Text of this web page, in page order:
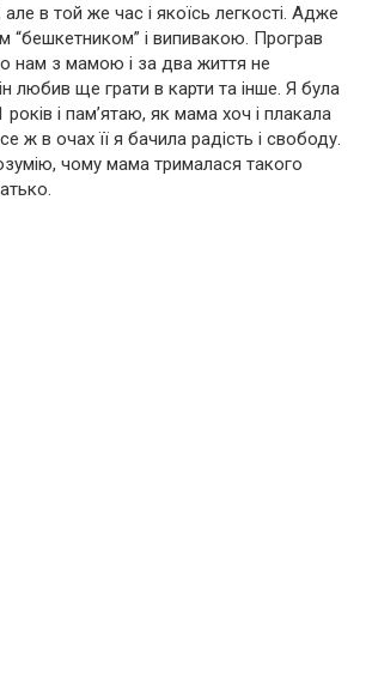
але в той же час і якоїсь легкості. Адже
“бешкетником” і випивакою. Програв
нам з мамою і за два життя не
любив ще грати в карти та інше. Я була
років і пам’ятаю, як мама хоч і плакала
ж в очах її я бачила радість і свободу.
чому мама трималася такого